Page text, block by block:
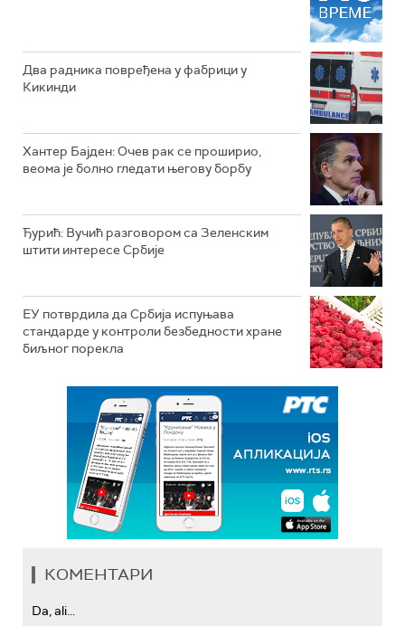
Два радника повређена у фабрици у
Кикинди
Хантер Бајден: Очев рак се проширио,
веома је болно гледати његову борбу
Ђурић: Вучић разговором са Зеленским
штити интересе Србије
ЕУ потврдила да Србија испуњава
стандарде у контроли безбедности хране
биљног порекла
КОМЕНТАРИ
Da, ali...